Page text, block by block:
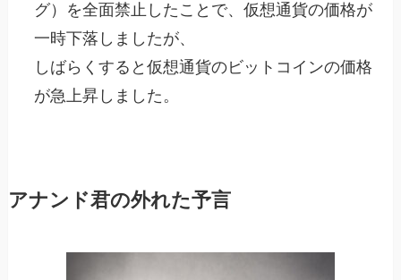
グ）を全面禁止したことで、仮想通貨の価格が
一時下落しましたが、
しばらくすると仮想通貨のビットコインの価格
が急上昇しました。
アナンド君の外れた予言